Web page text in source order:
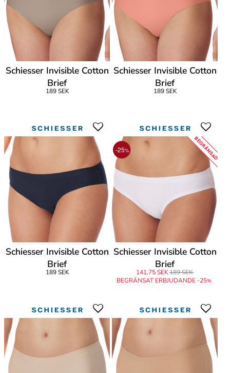
Schiesser Invisible Cotton
Brief
189 SEK
Schiesser Invisible Cotton
Brief
189 SEK
Schiesser Invisible Cotton
Brief
189 SEK
-25% BEGRÄNSAD
Schiesser Invisible Cotton
Brief
141,75 SEK189 SEK
BEGRÄNSAT ERBJUDANDE -25%